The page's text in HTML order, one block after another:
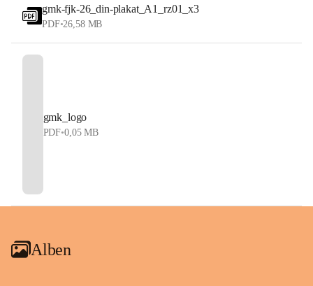
gmk-fjk-26_din-plakat_A1_rz01_x3
PDF•26,58 MB
gmk_logo
PDF•0,05 MB
Alben